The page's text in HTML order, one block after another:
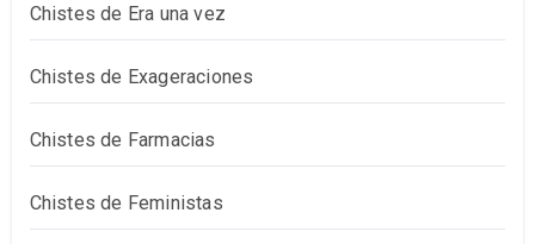
Chistes de Era una vez
Chistes de Exageraciones
Chistes de Farmacias
Chistes de Feministas